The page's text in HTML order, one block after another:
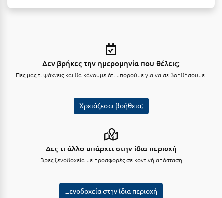
Πάτρα
Δεν βρήκες την ημερομηνία που θέλεις;
Πες μας τι ψάχνεις και θα κάνουμε ότι μπορούμε για να σε βοηθήσουμε.
Χρειάζεσαι βοήθεια;
Δες τι άλλο υπάρχει στην ίδια περιοχή
Βρες ξενοδοχεία με προσφορές σε κοντινή απόσταση
Ξενοδοχεία στην ίδια περιοχή